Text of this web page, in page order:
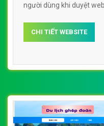
người dùng khi duyệt
CHI TIẾT WEBSITE